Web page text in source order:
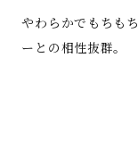
やわらかでもちも
ーとの相性抜群。